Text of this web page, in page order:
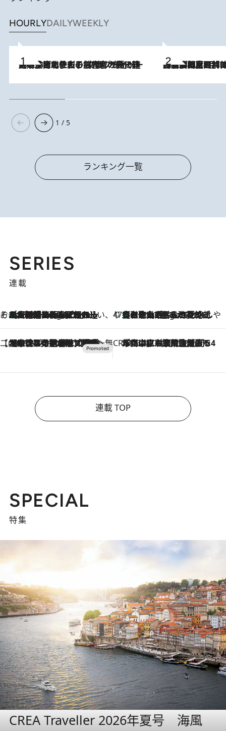
HOURLYDAILYWEEKLY
2026.8.3
《「文士の子ども被害者の会」発足！》阿川佐和子（72）が語る遠藤周作に北杜夫、劇作家・矢代静一の子どもたちの“文豪プライベート事件簿” 2026.8.8
「最後に見られてよかった」上野動物園の東園パンダ舎が解体前に特別公開。8月16日まで延長されたパネル展と共に辿る“半世紀”のパンダ飼育《解体工事の図面あり》
1 / 5
ランキング一覧
SERIES
連載
そおだよおこの関西おいしい、おやつ紀行6 Hours Ago
［大阪府箕面市］一皿一皿目の前で仕上げられる、料理を巧みに組み込んだアシェットデセールコース「ミチル アシェット デセール（Michiru assiette dessert）」 47都道府県の手みやげ ひんやりスイーツで夏を満喫
6 Hours Ago
【和歌山県】この夏絶対食べたい 冷やしておいしいおやつ3選 みかんがごろっと丸ごと入ったジュレ
【CREA×星野リゾート】唯一無二。癒しと発見が待つ場所へ
2026.8.7
【トンボの足水浴】ヒノキの香りに包まれて涼感マックス！約13℃の湧水かけ流しを避暑地「星野温泉 トンボの湯」で体験 CREA'S CHOICE
2026.8.7
「立川にも歌舞伎があるんだよ」 片岡仁左衛門・市川中車ら豪華座組みで4年目の立川立飛歌舞伎へ
連載 TOP
SPECIAL
特集
CREA Traveller 2026年夏号 海風